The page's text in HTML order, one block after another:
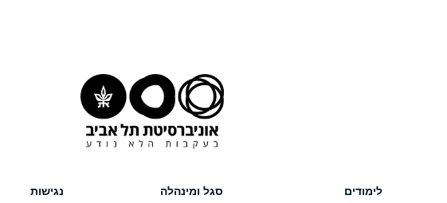
לימודים
סגל ומינהלה
נגישות